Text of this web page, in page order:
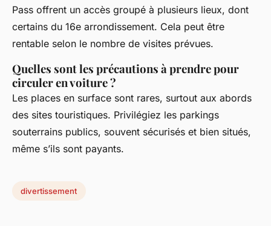
Pass offrent un accès groupé à plusieurs lieux, dont
certains du 16e arrondissement. Cela peut être
rentable selon le nombre de visites prévues.
Quelles sont les précautions à prendre pour
circuler en voiture ?
Les places en surface sont rares, surtout aux abords
des sites touristiques. Privilégiez les parkings
souterrains publics, souvent sécurisés et bien situés,
même s’ils sont payants.
divertissement